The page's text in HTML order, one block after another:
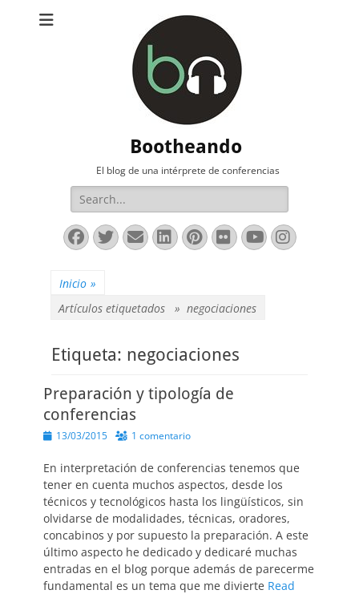
Bootheando
El blog de una intérprete de conferencias
Buscar:
Facebook
Twitter
Correo
electrónico
LinkedIn
Pinterest
FlickrYouTube
Inicio »
Artículos etiquetados » negociaciones
Etiqueta: negociaciones
Preparación y tipología de
conferencias
Publicado
13/03/2015 1 comentario
En interpretación de conferencias tenemos que
tener en cuenta muchos aspectos, desde los
técnicos y tecnológicos hasta los lingüísticos, sin
olvidarse de modalidades, técnicas, oradores,
concabinos y por supuesto la preparación. A este
último aspecto he dedicado y dedicaré muchas
entradas en el blog porque además de parecerme
fundamental es un tema que me divierte Read